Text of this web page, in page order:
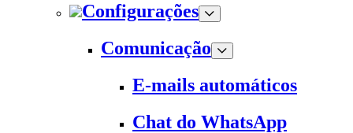
Configurações
Comunicação
E-mails automáticos
Chat do WhatsApp